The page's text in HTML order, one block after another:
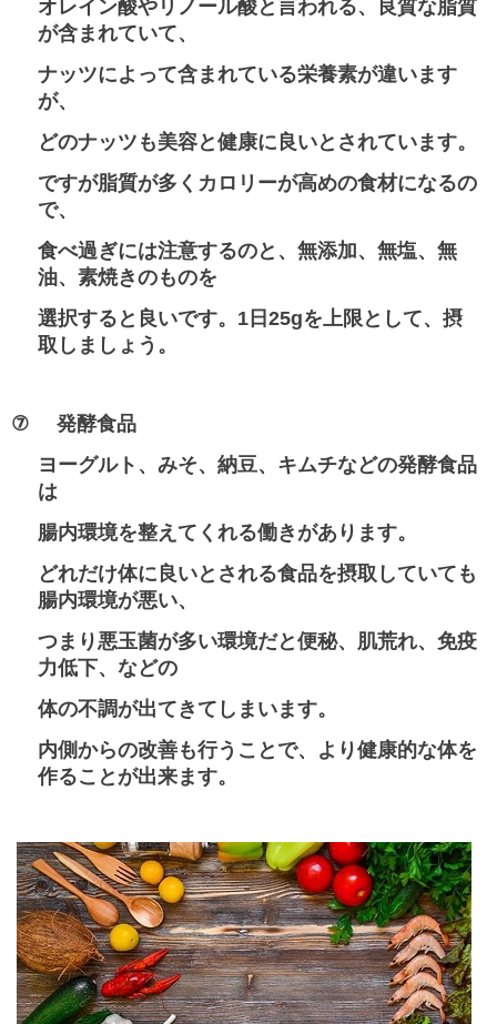
オレイン酸やリノール酸と言われる、良質な脂質
が含まれていて、
ナッツによって含まれている栄養素が違います
が、
どのナッツも美容と健康に良いとされています。
ですが脂質が多くカロリーが高めの食材になるの
で、
食べ過ぎには注意するのと、無添加、無塩、無
油、素焼きのものを
選択すると良いです。 1 日 25gを上限として、摂
取しましょう。
⑦
発酵食品
ヨーグルト、みそ、納豆、キムチなどの発酵食品
は
腸内環境を整えてくれる働きがあります。
どれだけ体に良いとされる食品を摂取していても
腸内環境が悪い、
つまり悪玉菌が多い環境だと便秘、肌荒れ、免疫
力低下、などの
体の不調が出てきてしまいます。
内側からの改善も行うことで、より健康的な体を
作ることが出来ます。